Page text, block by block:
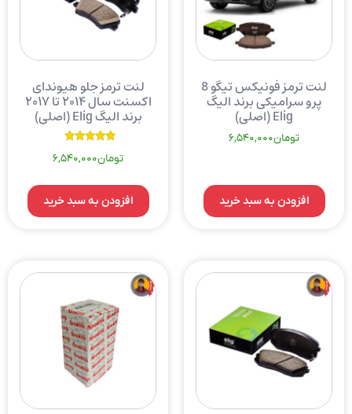
لنت ترمز فونیکس تیگو 8
پرو سرامیکی برند الیگ
Elig (اصلی)
تومان6,540,000
افزودن به سبد خرید
لنت ترمز جلو هیوندای
اکسنت سال ۲۰۱۴ تا ۲۰۱۷
برند الیگ Elig (اصلی)
5.00تومان6,540,000
افزودن به سبد خرید